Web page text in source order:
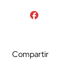
Compartir